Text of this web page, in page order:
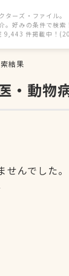
ーズ・ファイル。
。好みの条件で検索！
9,443 件掲載中！
結果
・動物
んでした。